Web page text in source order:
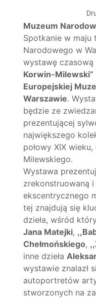
Muzeum
Spotkanie w maju
Narodowego w
wystawę czasową
Korwin-Milewski”
Europejskiej
Warszawie.
będzie ze
prezentującej
największego
połowy XIX
Milewskiego.
Wystawa
zrekonstruowaną
ekscentrycznego
tej znajdują się
dzieła, wśród
Jana Matejki,
Chełmońskiego,
inne dzieła
wystawie znalazł
autoportretów
stworzonych na